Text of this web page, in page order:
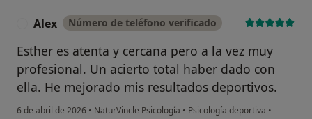
Alex Número de teléfono verificado
Esther es atenta y cercana pero a la vez muy
profesional. Un acierto total haber dado con
ella. He mejorado mis resultados deportivos.
6 de abril de 2026 • NaturVincle Psicología • Psicología deportiva •